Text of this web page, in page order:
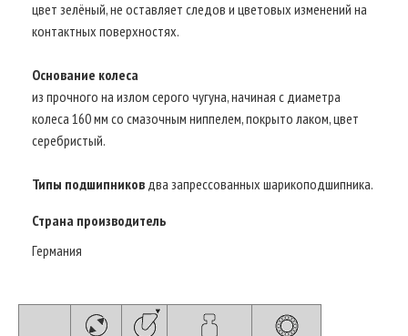
цвет зелёный, не оставляет следов и цветовых изменений на
контактных поверхностях.
Основание колеса
из прочного на излом серого чугуна, начиная с диаметра
колеса 160 мм со смазочным ниппелем, покрыто лаком, цвет
серебристый.
Типы подшипников два запрессованных шарикоподшипника.
Страна производитель
Германия